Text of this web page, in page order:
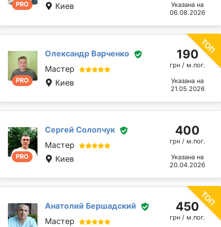
PRO
Киев
Указана на
06.08.2026
PRO
Олександр Варченко
Мастер
Киев
190
грн / м.пог.
Указана на
21.05.2026
PRO
Сергей Солопчук
Мастер
Киев
400
грн / м.пог.
Указана на
20.04.2026
Анатолий Бершадский
Мастер
450
грн / м.пог.